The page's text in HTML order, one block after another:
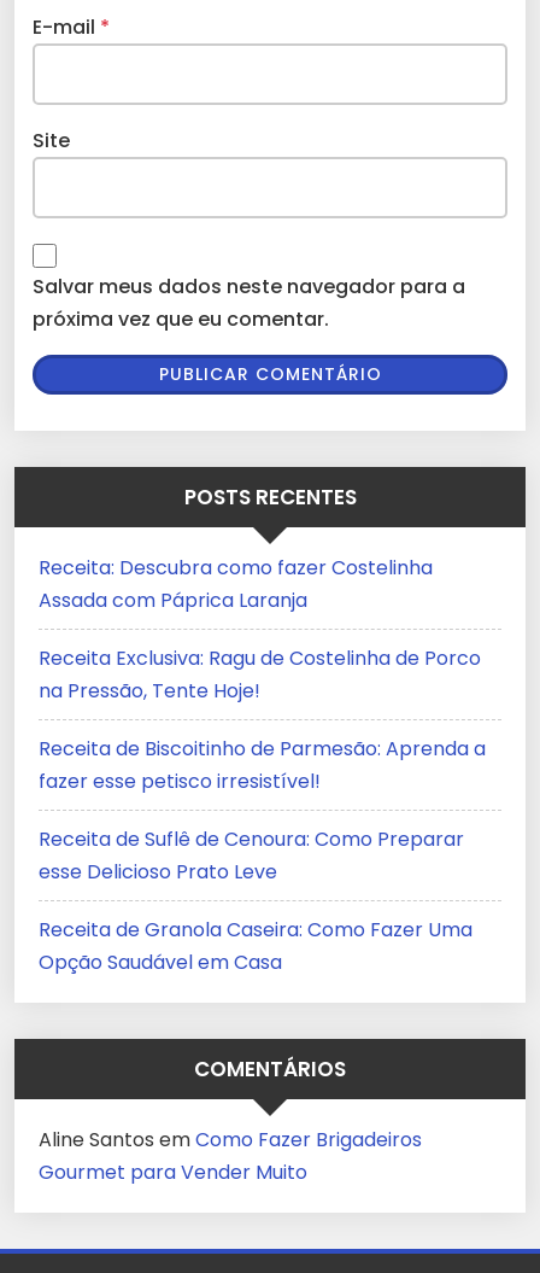
E-mail *
Site
Salvar meus dados neste navegador para a
próxima vez que eu comentar.
POSTS RECENTES
Receita: Descubra como fazer Costelinha
Assada com Páprica Laranja
Receita Exclusiva: Ragu de Costelinha de Porco
na Pressão, Tente Hoje!
Receita de Biscoitinho de Parmesão: Aprenda a
fazer esse petisco irresistível!
Receita de Suflê de Cenoura: Como Preparar
esse Delicioso Prato Leve
Receita de Granola Caseira: Como Fazer Uma
Opção Saudável em Casa
COMENTÁRIOS
Aline Santos emComo Fazer Brigadeiros
Gourmet para Vender Muito